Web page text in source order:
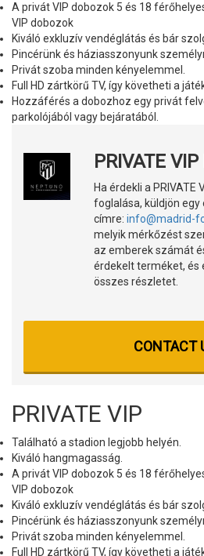
A privát VIP dobozok 5 és 18
VIP dobozok
Kiváló exkluzív vendéglátás és bár
Pincérünk és háziasszonyunk
Privát szoba minden kényelemmel.
Full HD zártkörű TV, így követheti a
Hozzáférés a dobozhoz egy privát
parkolójából vagy bejáratából.
PRIVATE
Ha érdekli a PRIVATE
foglalása, küldjön
címre: info@madrid-
melyik mérkőzést
az emberek számát
érdekelt terméket, és
összes részletet.
CONTACT
PRIVATE VIP
Található a stadion legjobb helyén.
Kiváló hangmagasság.
A privát VIP dobozok 5 és 18
VIP dobozok
Kiváló exkluzív vendéglátás és bár
Pincérünk és háziasszonyunk
Privát szoba minden kényelemmel.
Full HD zártkörű TV, így követheti a